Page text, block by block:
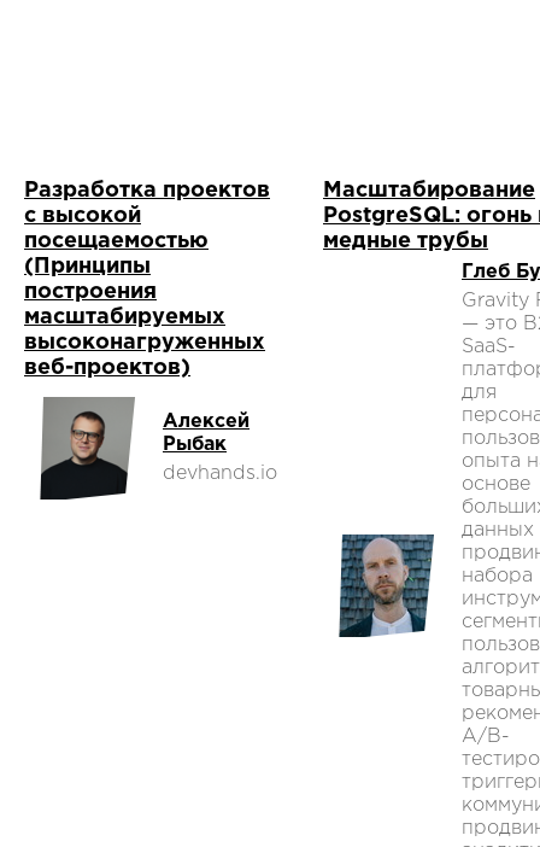
Разработка проектов
с высокой
посещаемостью
(Принципы
построения
масштабируемых
высоконагруженных
веб-проектов)
Алексей
Рыбак
devhands.io
Масштабирование
PostgreSQL: огонь
медные трубы
Глеб
Gravity
— это
SaaS-
для
опыта
основе
данных
набора
А/В-